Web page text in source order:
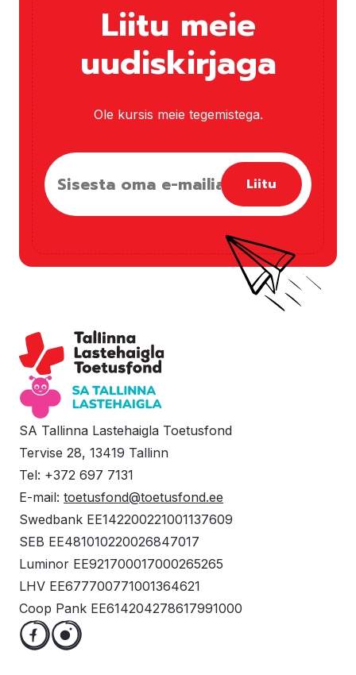
Liitu meie
uudiskirjaga
Ole kursis meie tegemistega.
Liitu
SA Tallinna Lastehaigla Toetusfond
Tervise 28, 13419 Tallinn
Tel: +372 697 7131
E-mail: toetusfond@toetusfond.ee
Swedbank EE142200221001137609
SEB EE481010220026847017
Luminor EE921700017000265265
LHV EE677700771001364621
Coop Pank EE614204278617991000